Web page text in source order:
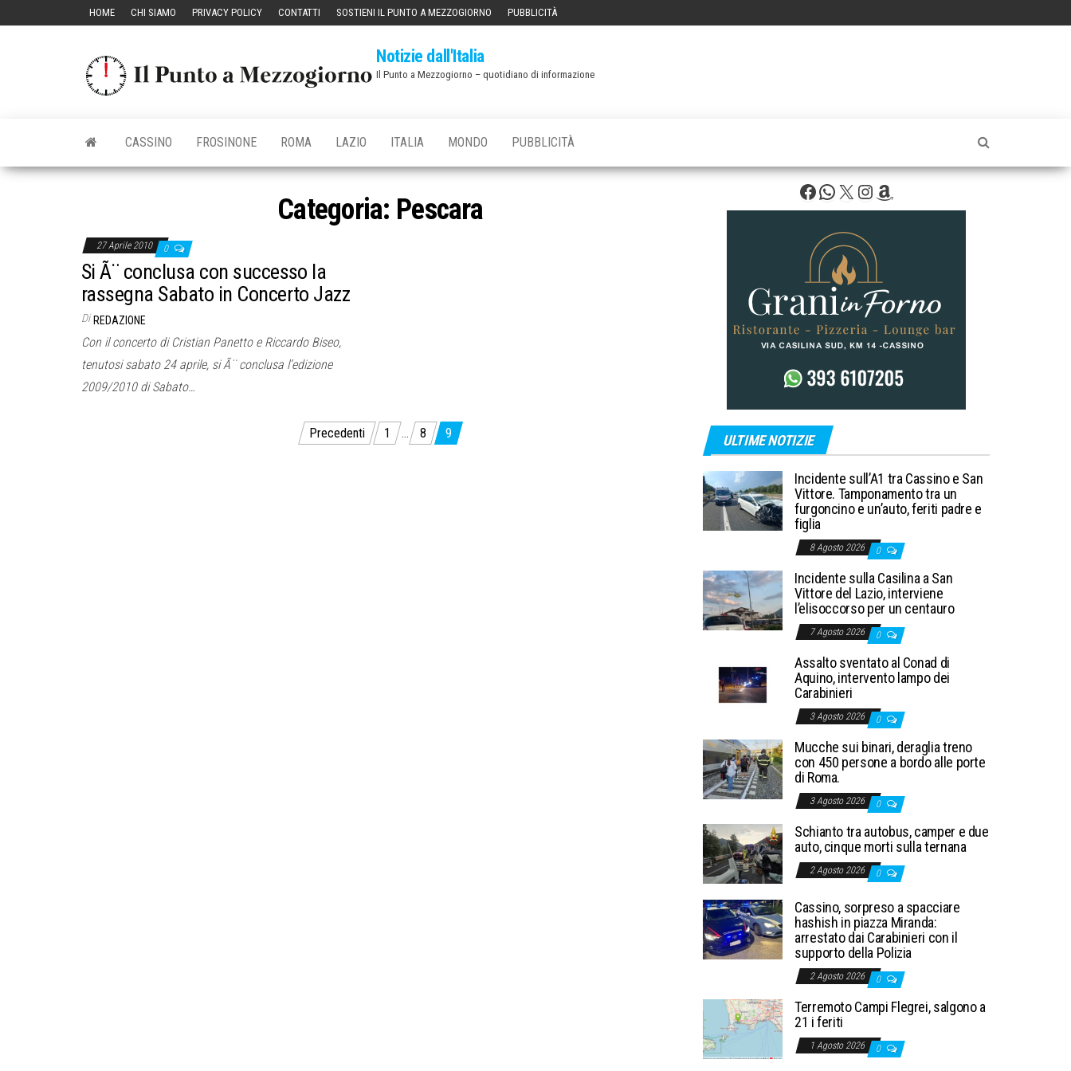
HOME CHI SIAMO PRIVACY POLICY CONTATTI SOSTIENI IL PUNTO A MEZZOGIORNO PUBBLICITÀ
Notizie dall'Italia
Il Punto a Mezzogiorno – quotidiano di informazione
CASSINO FROSINONE ROMA LAZIO ITALIA MONDO PUBBLICITÀ
Categoria: Pescara
27 Aprile 2010 0
Si Ã¨ conclusa con successo la
rassegna Sabato in Concerto Jazz
Di REDAZIONE
Con il concerto di Cristian Panetto e Riccardo Biseo,
tenutosi sabato 24 aprile, si Ã¨ conclusa l’edizione
2009/2010 di Sabato…
Precedenti 1 … 8 9
Facebook
WhatsApp
X Instagram
Amazon
ULTIME NOTIZIE
Incidente sull’A1 tra Cassino e San
Vittore. Tamponamento tra un
furgoncino e un’auto, feriti padre e
figlia
8 Agosto 2026 0
Incidente sulla Casilina a San
Vittore del Lazio, interviene
l’elisoccorso per un centauro
7 Agosto 2026 0
Assalto sventato al Conad di
Aquino, intervento lampo dei
Carabinieri
3 Agosto 2026 0
Mucche sui binari, deraglia treno
con 450 persone a bordo alle porte
di Roma.
3 Agosto 2026 0
Schianto tra autobus, camper e due
auto, cinque morti sulla ternana
2 Agosto 2026 0
Cassino, sorpreso a spacciare
hashish in piazza Miranda:
arrestato dai Carabinieri con il
supporto della Polizia
2 Agosto 2026 0
Terremoto Campi Flegrei, salgono a
21 i feriti
1 Agosto 2026 0